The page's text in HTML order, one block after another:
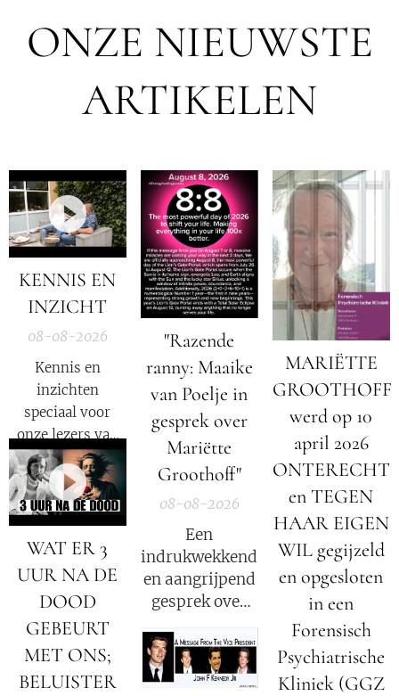
ONZE NIEUWSTE
ARTIKELEN
KENNIS EN
INZICHT
08-08-2026
Kennis en
inzichten
speciaal voor
onze lezers van
De Nieuwe Media
en reizigers die
geïnteresseerd
zijn in alternatief
nieuws, dossiers,
bewustwording,
onafhankelijke
berichtgeving.
"Razende
ranny: Maaike
van Poelje in
gesprek over
Mariëtte
Groothoff"
08-08-2026
Een
indrukwekkend
en aangrijpend
gesprek over
Mariëtte
Groothoff.
MARIËTTE
GROOTHOFF
werd op 10
april 2026
ONTERECHT
en TEGEN
HAAR EIGEN
WIL gegijzeld
en opgesloten
in een
Forensisch
Psychiatrische
Kliniek (GGZ
WAT ER 3
UUR NA DE
DOOD
GEBEURT
MET ONS;
BELUISTER